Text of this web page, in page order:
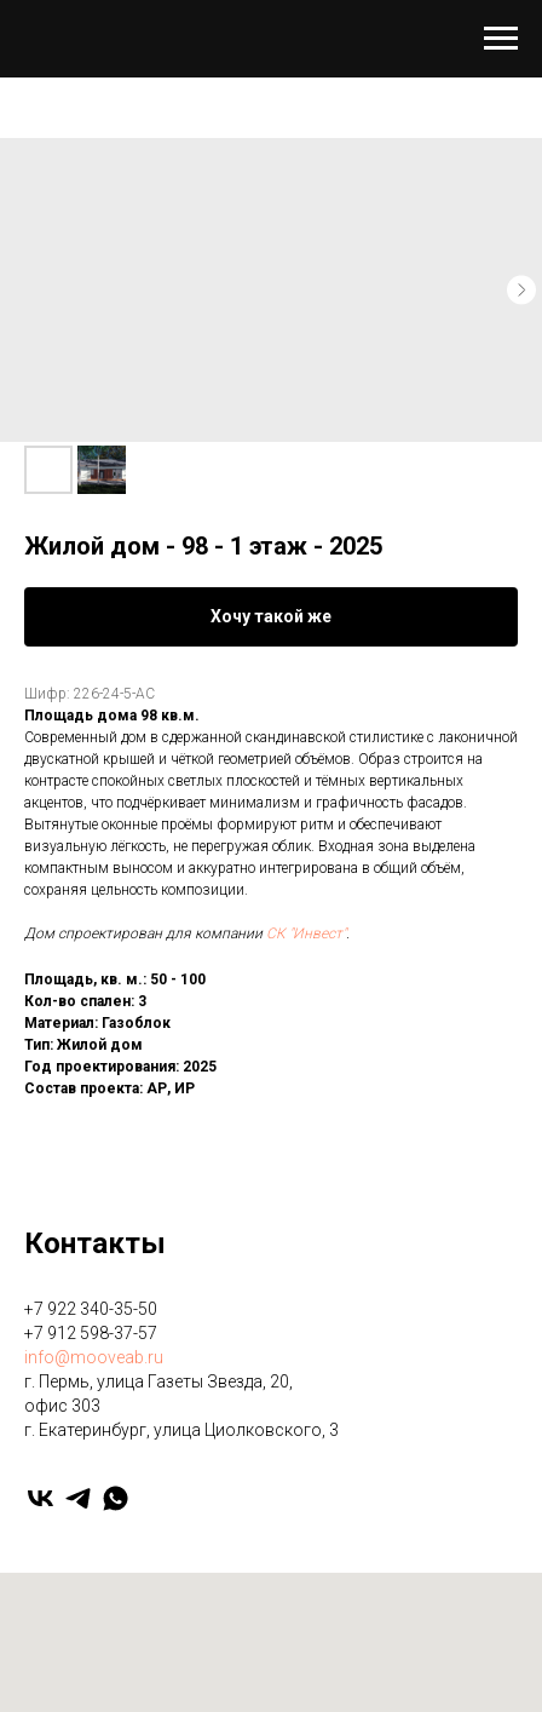
Жилой дом - 98 - 1 этаж - 2025
Хочу такой же
Шифр: 226-24-5-АС
Площадь дома 98 кв.м.
Современный дом в сдержанной скандинавской стилистике с лаконичной
двускатной крышей и чёткой геометрией объёмов. Образ строится на
контрасте спокойных светлых плоскостей и тёмных вертикальных
акцентов, что подчёркивает минимализм и графичность фасадов.
Вытянутые оконные проёмы формируют ритм и обеспечивают
визуальную лёгкость, не перегружая облик. Входная зона выделена
компактным выносом и аккуратно интегрирована в общий объём,
сохраняя цельность композиции.
Дом спроектирован для компании СК "Инвест".
Площадь, кв. м.: 50 - 100
Кол-во спален: 3
Материал: Газоблок
Тип: Жилой дом
Год проектирования: 2025
Состав проекта: АР, ИР
Контакты
+7 922 340-35-50
+7 912 598-37-57
info@mooveab.ru
г. Пермь, улица Газеты Звезда, 20,
офис 303
г. Екатеринбург, улица ​Циолковского, 3